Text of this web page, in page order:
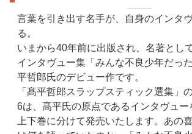
言葉を引き出す名手が、自身のインタ
る。
いまから40年前に出版され、名著とし
インタヴュー集「みんな不良少年だっ
平哲郎氏のデビュー作です。
「髙平哲郎スラップスティック選集」
6は、髙平氏の原点であるインタヴュー
上下巻に分けて発売いたします。あの